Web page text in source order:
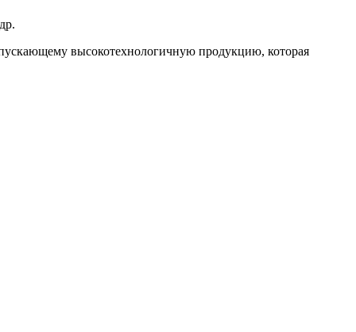
высокотехнологичную продукцию, которая